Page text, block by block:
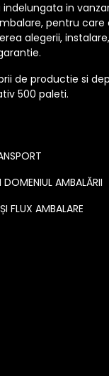
in
pentru care
alegerii,
de productie si
500 paleti.
AMBALĂRII
FLUX AMBALARE